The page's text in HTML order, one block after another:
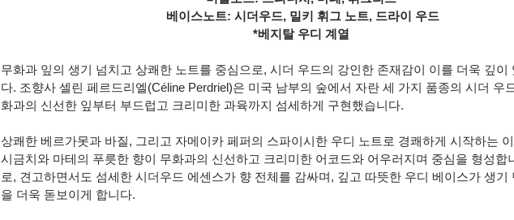
베이스노트: 시더우드, 밀키 휘그 노트, 드라이 우드
*베지탈 우디 계열
무화과 잎의 생기 넘치고 상쾌한 노트를 중심으로, 시더 우드의 강인한 존재감이 이를 더욱 깊이
다. 조향사 셀린 페르드리엘(Céline Perdriel)은 미국 남부의 숲에서 자란 세 가지 품종의 시더 우
화과의 신선한 잎부터 부드럽고 크리미한 과육까지 섬세하게 구현했습니다.
상쾌한 베르가못과 바질, 그리고 자메이카 페퍼의 스파이시한 우디 노트로 경쾌하게 시작하는
시금치와 마테의 푸릇한 향이 무화과의 신선하고 크리미한 어코드와 어우러지며 중심을 형성합
로, 견고하면서도 섬세한 시더우드 에센스가 향 전체를 감싸며, 깊고 따뜻한 우디 베이스가 생기
을 더욱 돋보이게 합니다.